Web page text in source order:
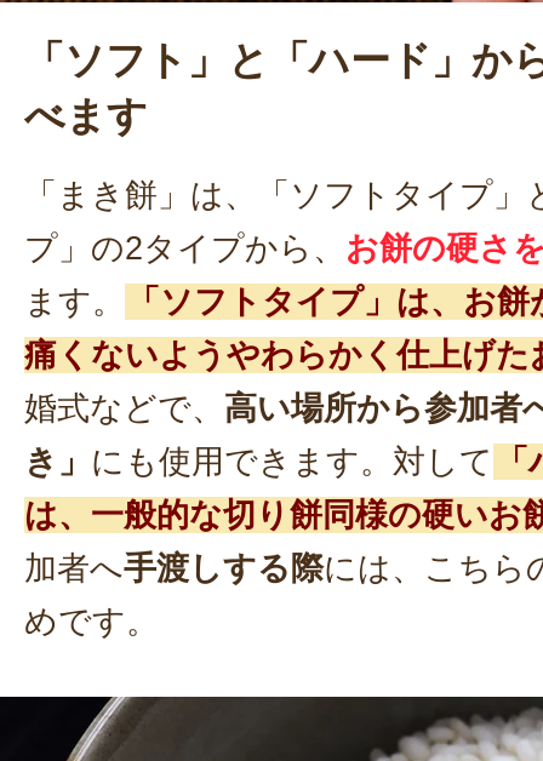
「ソフト」と「ハード」か
べます
「まき餅」は、「ソフトタイプ
プ」の2タイプから、 お餅の硬さ
ます。
「ソフトタイプ」は、お
痛くないようやわらかく仕上げた
婚式などで、 高い場所から参加者
き」 にも使用できます。対して
は、一般的な切り餅同様の硬いお
加者へ手渡しする際には、こちら
めです。